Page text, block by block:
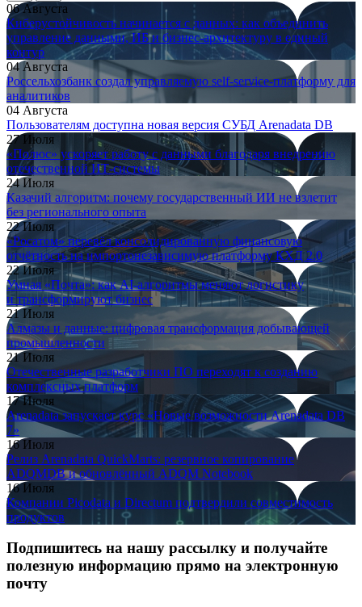
06 Августа
Киберустойчивость начинается с данных: как объединить
управление данными, ИБ и бизнес-архитектуру в единый
контур
04 Августа
Россельхозбанк создал управляемую self-service-платформу для
аналитиков
04 Августа
Пользователям доступна новая версия СУБД Arenadata DB
27 Июля
«Полюс» ускоряет работу с данными благодаря внедрению
отечественной ИТ-системы
24 Июля
Казачий алгоритм: почему государственный ИИ не взлетит
без регионального опыта
22 Июля
«Росатом» перевёл консолидированную финансовую
отчётность на импортонезависимую платформу КХД 2.0
22 Июля
Умная «Почта»: как AI-алгоритмы меняют логистику
и трансформируют бизнес
21 Июля
Алмазы и данные: цифровая трансформация добывающей
промышленности
21 Июля
Отечественные разработчики ПО переходят к созданию
комплексных платформ
17 Июля
Arenadata запускает курс «Новые возможности Arenadata DB
7»
16 Июля
Релиз Arenadata QuickMarts: резервное копирование
ADQMDB и обновлённый ADQM Notebook
16 Июля
Компании Picodata и Directum подтвердили совместимость
продуктов
Подпишитесь на нашу рассылку и получайте
полезную информацию прямо на электронную
почту